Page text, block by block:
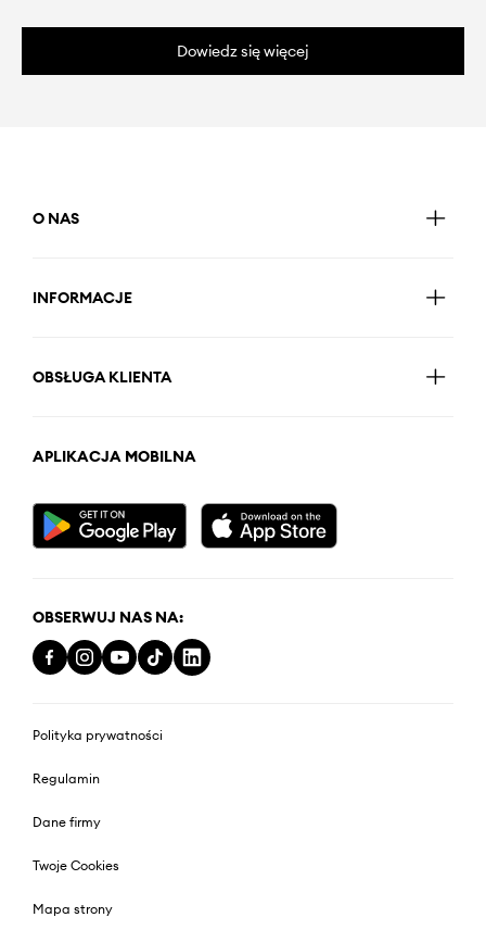
Dowiedz się więcej
O NAS
INFORMACJE
OBSŁUGA KLIENTA
APLIKACJA MOBILNA
OBSERWUJ NAS NA:
Polityka prywatności
Regulamin
Dane firmy
Twoje Cookies
Mapa strony